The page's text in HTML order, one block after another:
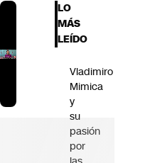
LO
MÁS
LEÍDO
Vladimiro
Mimica
y
su
pasión
por